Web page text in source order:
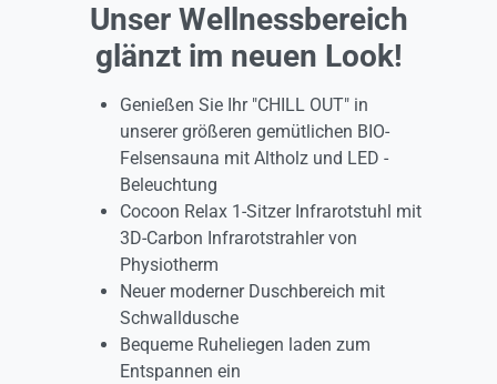
Unser Wellnessbereich
glänzt im neuen Look!
Genießen Sie Ihr "CHILL OUT" in
unserer größeren gemütlichen BIO-
Felsensauna mit Altholz und LED -
Beleuchtung
Cocoon Relax 1-Sitzer Infrarotstuhl mit
3D-Carbon Infrarotstrahler von
Physiotherm
Neuer moderner Duschbereich mit
Schwalldusche
Bequeme Ruheliegen laden zum
Entspannen ein